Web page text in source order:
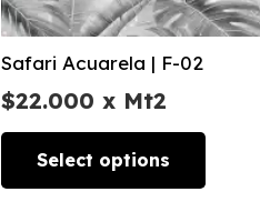
Safari Acuarela | F-02
$22.000 x Mt2
Select options